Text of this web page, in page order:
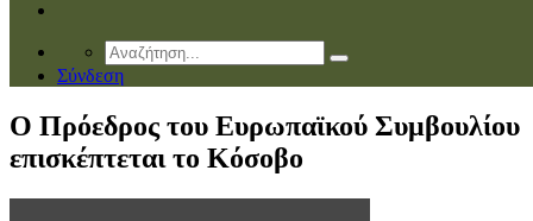
Σύνδεση
Ο Πρόεδρος του Ευρωπαϊκού Συμβουλίου
επισκέπτεται το Κόσοβο